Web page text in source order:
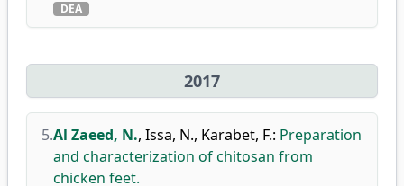
DEA
2017
5.Al Zaeed, N., Issa, N., Karabet, F.: Preparation
and characterization of chitosan from
chicken feet.